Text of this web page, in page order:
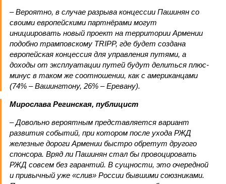
– Вероятно, в случае разрыва концессии Пашинян со
своими европейскими партнёрами могут
инициировать новый проект на территории Армении
подобно трамповскому TRIPP, где будет создана
европейская концессия для управления путями, а
доходы от эксплуатации путей будут делиться плюс-
минус в таком же соотношении, как с американцами
(74% – Вашингтону, 26% – Еревану).
Мирослава Регинская, публицист
– Довольно вероятным представляется вариант
развития событий, при котором после ухода РЖД
железные дороги Армении быстро обретут другого
спонсора. Вряд ли Пашинян стал бы провоцировать
РЖД совсем без гарантий. В сущности, это очередной
и привычный уже «слив» России бывшими союзниками.